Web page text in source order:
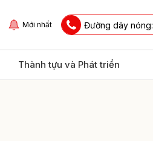
Mới nhất Đường dây nóng:
Thành tựu và Phát triển